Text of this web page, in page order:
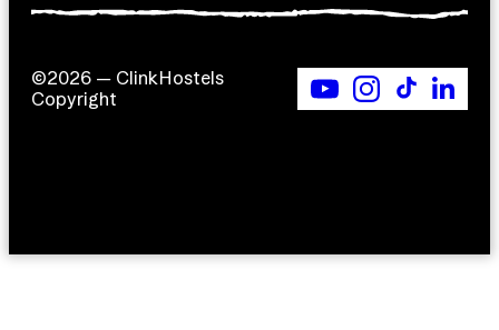
©2026 — ClinkHostels
Copyright